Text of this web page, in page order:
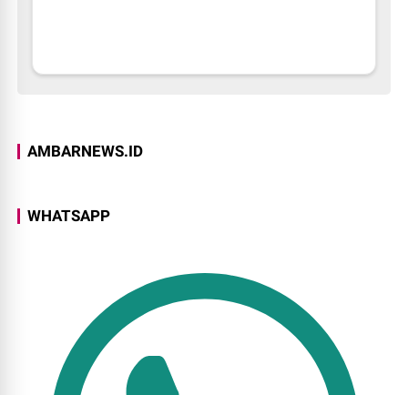
AMBARNEWS.ID
WHATSAPP